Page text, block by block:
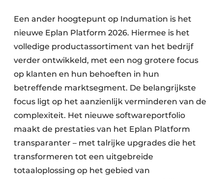
Een ander hoogtepunt op Indumation is het
nieuwe Eplan Platform 2026. Hiermee is het
volledige productassortiment van het bedrijf
verder ontwikkeld, met een nog grotere focus
op klanten en hun behoeften in hun
betreffende marktsegment. De belangrijkste
focus ligt op het aanzienlijk verminderen van de
complexiteit. Het nieuwe softwareportfolio
maakt de prestaties van het Eplan Platform
transparanter – met talrijke upgrades die het
transformeren tot een uitgebreide
totaaloplossing op het gebied van